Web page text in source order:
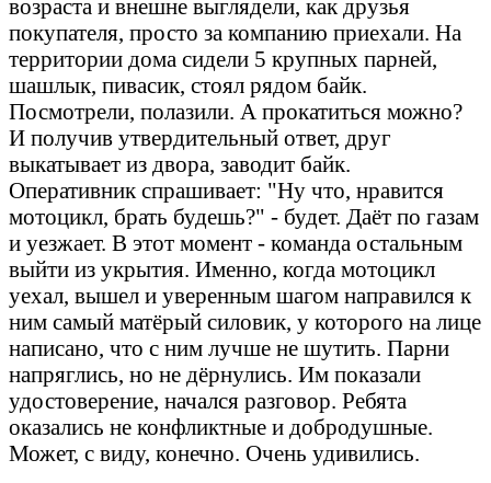
возраста и внешне выглядели, как друзья
покупателя, просто за компанию приехали. На
территории дома сидели 5 крупных парней,
шашлык, пивасик, стоял рядом байк.
Посмотрели, полазили. А прокатиться можно?
И получив утвердительный ответ, друг
выкатывает из двора, заводит байк.
Оперативник спрашивает: "Ну что, нравится
мотоцикл, брать будешь?" - будет. Даёт по газам
и уезжает. В этот момент - команда остальным
выйти из укрытия. Именно, когда мотоцикл
уехал, вышел и уверенным шагом направился к
ним самый матёрый силовик, у которого на лице
написано, что с ним лучше не шутить. Парни
напряглись, но не дёрнулись. Им показали
удостоверение, начался разговор. Ребята
оказались не конфликтные и добродушные.
Может, с виду, конечно. Очень удивились.